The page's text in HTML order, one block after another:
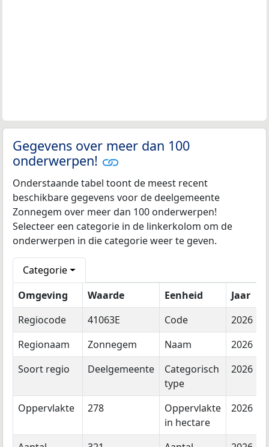
Gegevens over meer dan 100
onderwerpen!
Onderstaande tabel toont de meest recent
beschikbare gegevens voor de deelgemeente
Zonnegem over meer dan 100 onderwerpen!
Selecteer een categorie in de linkerkolom om de
onderwerpen in die categorie weer te geven.
Categorie
Omgeving
Waarde Eenheid
Jaar
Regiocode
41063E Code
2026
Regionaam
Zonnegem Naam
2026
Soort regio
Deelgemeente
Categorisch
type
2026
Oppervlakte 278
Oppervlakte
in hectare
2026